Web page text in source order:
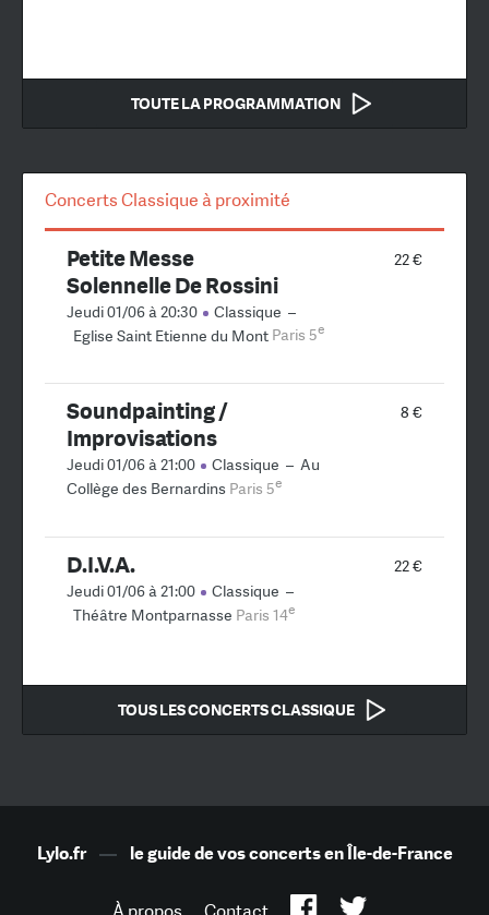
TOUTE LA PROGRAMMATION
Concerts Classique à proximité
22 €
Petite Messe
Solennelle De Rossini
Jeudi 01/06 à 20:30 Classique –
Eglise Saint Etienne du Mont Paris 5e
8 €
Soundpainting /
Improvisations
Jeudi 01/06 à 21:00 Classique – Au
Collège des Bernardins Paris 5e
22 €
D.I.V.A.
Jeudi 01/06 à 21:00 Classique –
Théâtre Montparnasse Paris 14e
TOUS LES CONCERTS CLASSIQUE
Lylo.fr— le guide de vos concerts en Île-de-France